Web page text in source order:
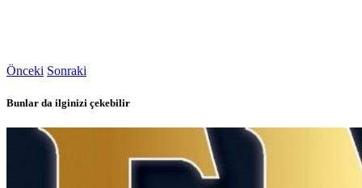
Önceki Sonraki
Bunlar da ilginizi çekebilir